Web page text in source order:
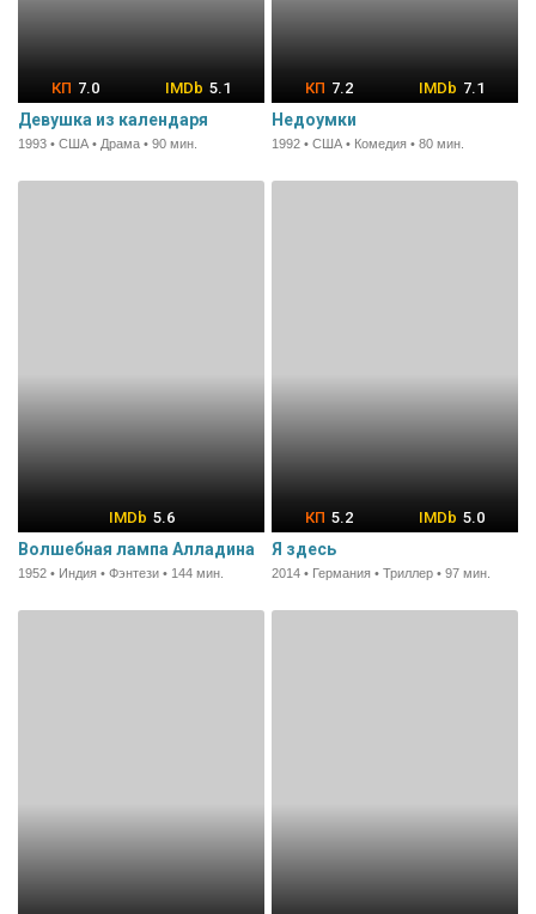
7.0 5.1
Девушка из календаря
1993 • США • Драма • 90 мин.
7.2 7.1
Недоумки
1992 • США • Комедия • 80 мин.
5.6
Волшебная лампа Алладина
1952 • Индия • Фэнтези • 144 мин.
5.2 5.0
Я здесь
2014 • Германия • Триллер • 97 мин.